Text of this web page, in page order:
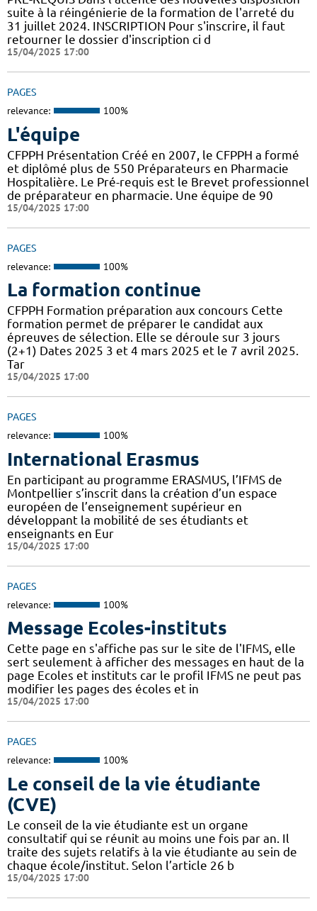
suite à la réingénierie de la formation de l'arreté du
31 juillet 2024. INSCRIPTION Pour s'inscrire, il faut
retourner le dossier d'inscription ci d
15/04/2025 17:00
PAGES
relevance: 100%
L'équipe
CFPPH Présentation Créé en 2007, le CFPPH a formé
et diplômé plus de 550 Préparateurs en Pharmacie
Hospitalière. Le Pré-requis est le Brevet professionnel
de préparateur en pharmacie. Une équipe de 90
15/04/2025 17:00
PAGES
relevance: 100%
La formation continue
CFPPH Formation préparation aux concours Cette
formation permet de préparer le candidat aux
épreuves de sélection. Elle se déroule sur 3 jours
(2+1) Dates 2025 3 et 4 mars 2025 et le 7 avril 2025.
Tar
15/04/2025 17:00
PAGES
relevance: 100%
International Erasmus
En participant au programme ERASMUS, l’IFMS de
Montpellier s’inscrit dans la création d’un espace
européen de l’enseignement supérieur en
développant la mobilité de ses étudiants et
enseignants en Eur
15/04/2025 17:00
PAGES
relevance: 100%
Message Ecoles-instituts
Cette page en s'affiche pas sur le site de l'IFMS, elle
sert seulement à afficher des messages en haut de la
page Ecoles et instituts car le profil IFMS ne peut pas
modifier les pages des écoles et in
15/04/2025 17:00
PAGES
relevance: 100%
Le conseil de la vie étudiante
(CVE)
Le conseil de la vie étudiante est un organe
consultatif qui se réunit au moins une fois par an. Il
traite des sujets relatifs à la vie étudiante au sein de
chaque école/institut. Selon l’article 26 b
15/04/2025 17:00